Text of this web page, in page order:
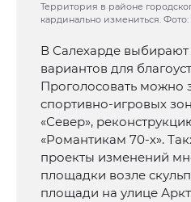
Территория в районе
кардинально измениться.
В Салехарде
вариантов для
Проголосовать можно
спортивно-игровых
«Север»,
«Романтикам 70-х».
проекты изменений
площадки возле
площади на улице